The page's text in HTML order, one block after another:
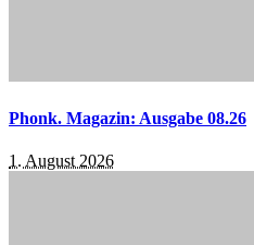
Phonk. Magazin: Ausgabe 08.26
1. August 2026